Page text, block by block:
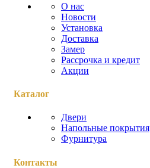
О нас
Новости
Установка
Доставка
Замер
Рассрочка и кредит
Акции
Каталог
Двери
Напольные покрытия
Фурнитура
Контакты